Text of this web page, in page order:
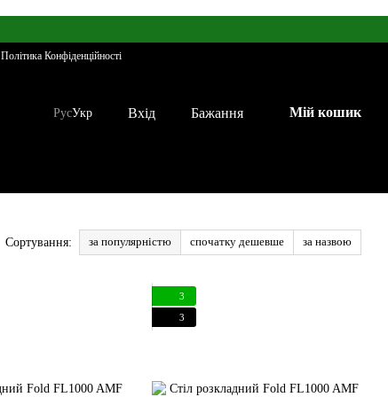
Політика Конфіденційності
РусУкр Вхід Бажання Мій кошик
Сортування: за популярністю спочатку дешевше за назвою
3
3